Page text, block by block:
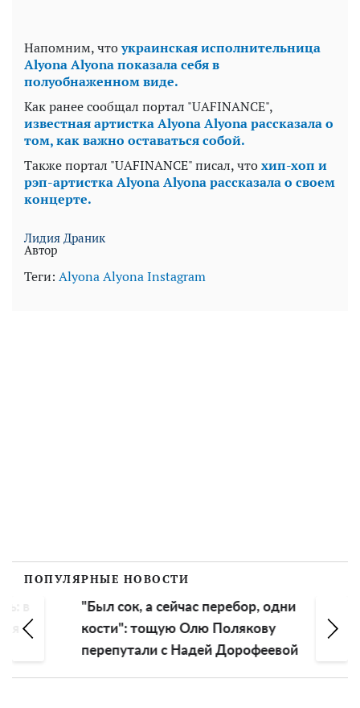
Напомним, чтоукраинская исполнительница
Alyona Alyona показала себя в
полуобнаженном виде.
Как ранее сообщал портал "UAFINANCE",
известная артистка Alyona Alyona рассказала о
том, как важно оставаться собой.
Также портал "UAFINANCE" писал, чтохип-хоп и
рэп-артистка Alyona Alyona рассказала о своем
концерте.
Лидия Драник
Автор
Теги: Alyona AlyonaInstagram
ПОПУЛЯРНЫЕ НОВОСТИ
"Был сок, а сейчас перебор, одни
кости": тощую Олю Полякову
перепутали с Надей Дорофеевой